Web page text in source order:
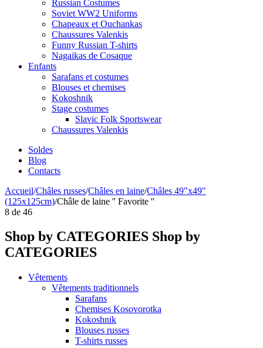
Russian Costumes
Soviet WW2 Uniforms
Chapeaux et Ouchankas
Chaussures Valenkis
Funny Russian T-shirts
Nagaikas de Cosaque
Enfants
Sarafans et costumes
Blouses et chemises
Kokoshnik
Stage costumes
Slavic Folk Sportswear
Chaussures Valenkis
Soldes
Blog
Contacts
Accueil/Châles russes/Châles en laine/Châles 49"x49"
(125x125cm)/Châle de laine '' Favorite ''
8 de 46
Shop by CATEGORIES Shop by
CATEGORIES
Vêtements
Vêtements traditionnels
Sarafans
Chemises Kosovorotka
Kokoshnik
Blouses russes
T-shirts russes